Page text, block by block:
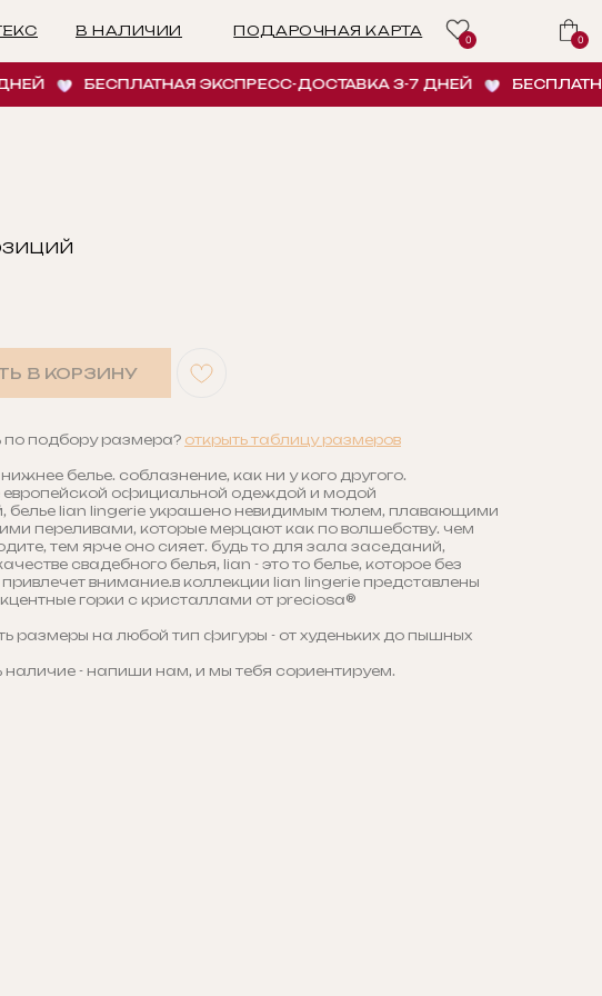
ПОДАРОЧНАЯ КАРТА
0 0
БЕСПЛАТНАЯ ЭКСПРЕСС-ДОСТАВКА 3-7 ДНЕЙ БЕСПЛАТНАЯ
В КОРЗИНУ
подбору размера? открыть таблицу размеров
белье. соблазнение, как ни у кого другого.
европейской официальной одеждой и модой
белье lian lingerie украшено невидимым тюлем, плавающими
переливами, которые мерцают как по волшебству. чем
тем ярче оно сияет. будь то для зала заседаний,
свадебного белья, lian - это то белье, которое без
внимание.в коллекции lian lingerie представлены
горки с кристаллами от preciosa®
размеры на любой тип фигуры - от худеньких до пышных
наличие - напиши нам, и мы тебя сориентируем.